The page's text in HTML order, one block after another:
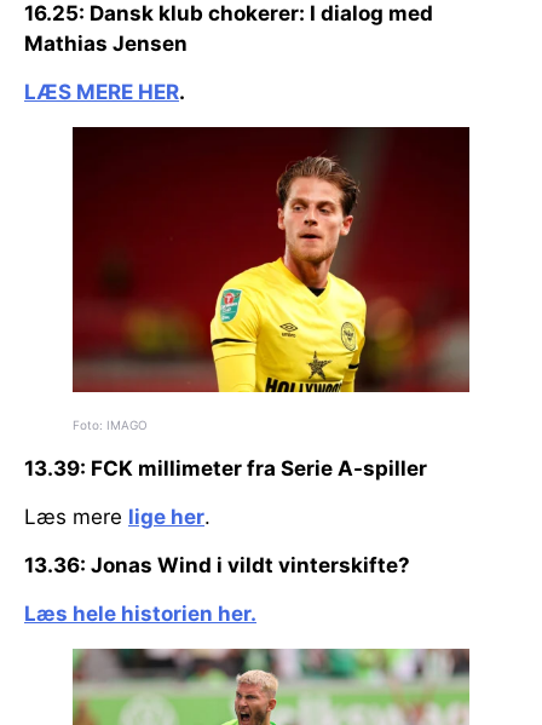
16.25: Dansk klub chokerer: I dialog med
Mathias Jensen
LÆS MERE HER.
Foto: IMAGO
13.39: FCK millimeter fra Serie A-spiller
Læs mere lige her.
13.36: Jonas Wind i vildt vinterskifte?
Læs hele historien her.